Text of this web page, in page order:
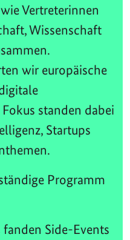
Vertreterinnen
Wissenschaft
wir europäische
standen dabei
Startups
Programm
Side-Events